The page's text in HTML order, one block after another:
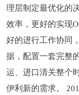
理层制定最优化的
效率，更好的实现
好的进行工作协同
据，配置一套完整
运、进口清关整个
伊利新的需求。